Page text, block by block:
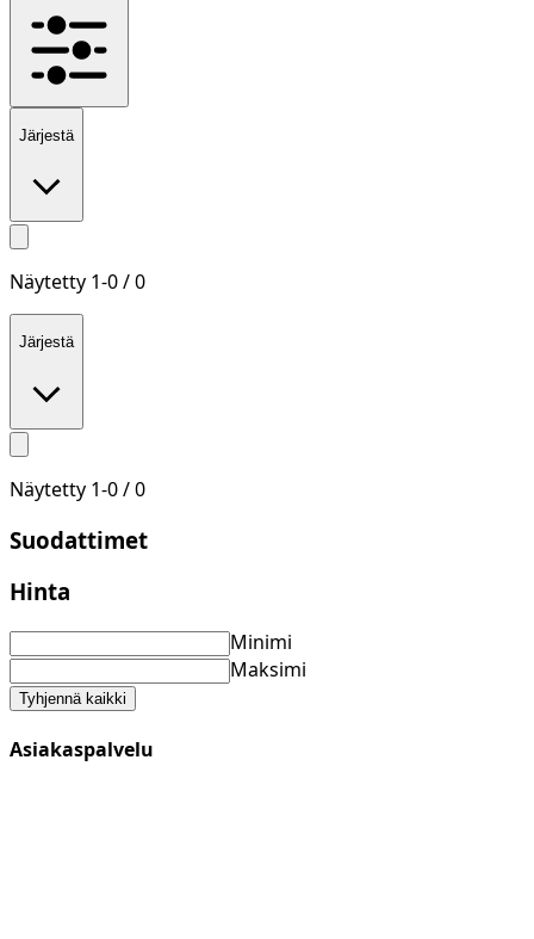
Järjestä
Näytetty 1-0/0
Järjestä
Näytetty 1-0/0
Suodattimet
Hinta
Minimi
Maksimi
Tyhjennä kaikki
Asiakaspalvelu